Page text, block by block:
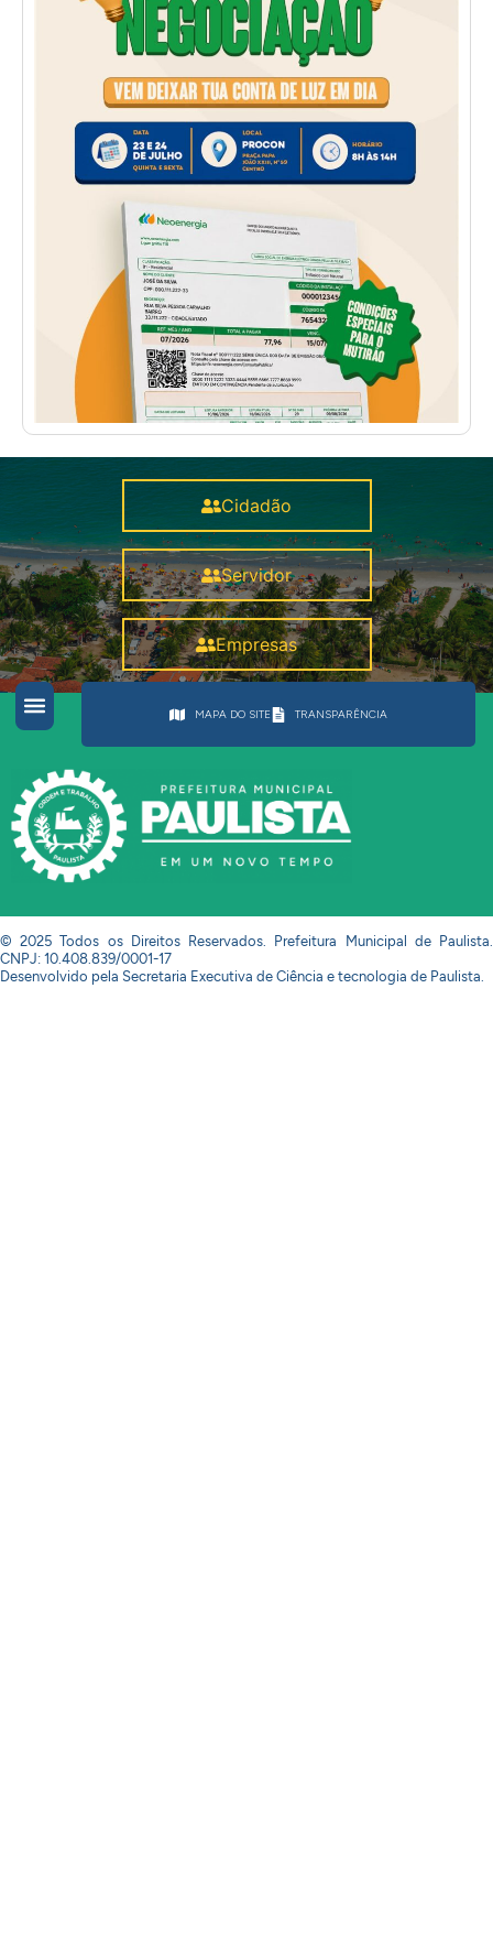
Cidadão
Servidor
Empresas
MAPA DO SITE TRANSPARÊNCIA
© 2025 Todos os Direitos Reservados. Prefeitura Municipal de Paulista.
CNPJ: 10.408.839/0001-17
Desenvolvido pela Secretaria Executiva de Ciência e tecnologia de Paulista.